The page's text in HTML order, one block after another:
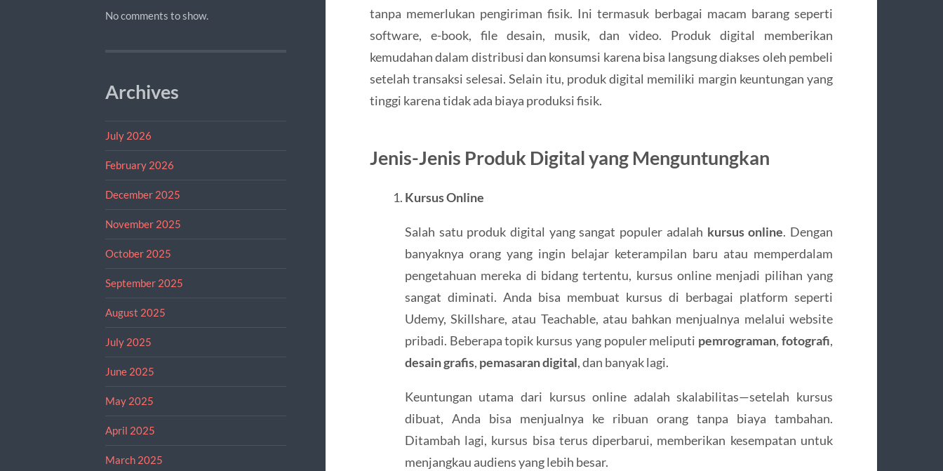
No comments to show.
Archives
July 2026
February 2026
December 2025
November 2025
October 2025
September 2025
August 2025
July 2025
June 2025
May 2025
April 2025
March 2025
tanpa memerlukan pengiriman fisik. Ini termasuk berbagai macam barang seperti
software, e-book, file desain, musik, dan video. Produk digital memberikan
kemudahan dalam distribusi dan konsumsi karena bisa langsung diakses oleh pembeli
setelah transaksi selesai. Selain itu, produk digital memiliki margin keuntungan yang
tinggi karena tidak ada biaya produksi fisik.
Jenis-Jenis Produk Digital yang Menguntungkan
Kursus Online
Salah satu produk digital yang sangat populer adalah kursus online. Dengan
banyaknya orang yang ingin belajar keterampilan baru atau memperdalam
pengetahuan mereka di bidang tertentu, kursus online menjadi pilihan yang
sangat diminati. Anda bisa membuat kursus di berbagai platform seperti
Udemy, Skillshare, atau Teachable, atau bahkan menjualnya melalui website
pribadi. Beberapa topik kursus yang populer meliputi pemrograman,fotografi,
desain grafis, pemasaran digital, dan banyak lagi.
Keuntungan utama dari kursus online adalah skalabilitas—setelah kursus
dibuat, Anda bisa menjualnya ke ribuan orang tanpa biaya tambahan.
Ditambah lagi, kursus bisa terus diperbarui, memberikan kesempatan untuk
menjangkau audiens yang lebih besar.